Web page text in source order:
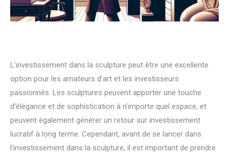
L’investissement dans la sculpture peut être une excellente
option pour les amateurs d’art et les investisseurs
passionnés. Les sculptures peuvent apporter une touche
d’élégance et de sophistication à n’importe quel espace, et
peuvent également générer un retour sur investissement
lucratif à long terme. Cependant, avant de se lancer dans
l’investissement dans la sculpture, il est important de prendre